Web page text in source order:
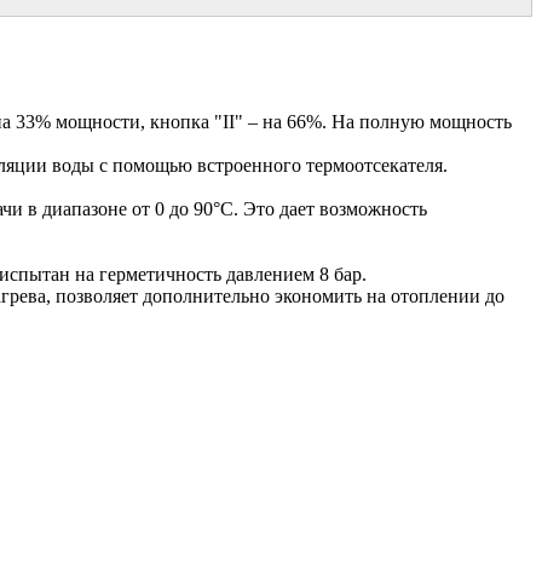
33% мощности, кнопка "II" – на 66%. На полную мощность
воды с помощью встроенного термоотсекателя.
в диапазоне от 0 до 90°С. Это дает возможность
на герметичность давлением 8 бар.
позволяет дополнительно экономить на отоплении до